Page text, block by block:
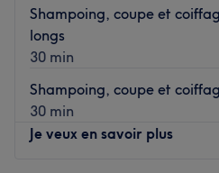
Shampoing, coupe et
longs
30 min
Shampoing, coupe et
30 min
Je veux en savoir plus